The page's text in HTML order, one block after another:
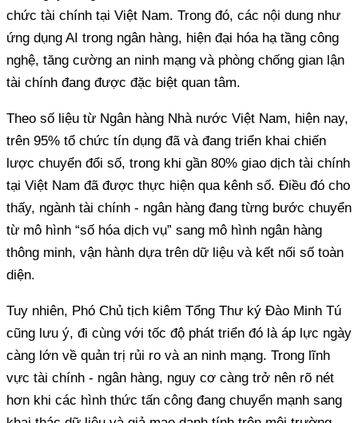
chức tài chính tại Việt Nam. Trong đó, các nội dung như
ứng dụng AI trong ngân hàng, hiện đại hóa hạ tầng công
nghệ, tăng cường an ninh mạng và phòng chống gian lận
tài chính đang được đặc biệt quan tâm.
Theo số liệu từ Ngân hàng Nhà nước Việt Nam, hiện nay,
trên 95% tổ chức tín dụng đã và đang triển khai chiến
lược chuyển đổi số, trong khi gần 80% giao dịch tài chính
tại Việt Nam đã được thực hiện qua kênh số. Điều đó cho
thấy, ngành tài chính - ngân hàng đang từng bước chuyển
từ mô hình “số hóa dịch vụ” sang mô hình ngân hàng
thông minh, vận hành dựa trên dữ liệu và kết nối số toàn
diện.
Tuy nhiên, Phó Chủ tịch kiêm Tổng Thư ký Đào Minh Tú
cũng lưu ý, đi cùng với tốc độ phát triển đó là áp lực ngày
càng lớn về quản trị rủi ro và an ninh mạng. Trong lĩnh
vực tài chính - ngân hàng, nguy cơ càng trở nên rõ nét
hơn khi các hình thức tấn công đang chuyển mạnh sang